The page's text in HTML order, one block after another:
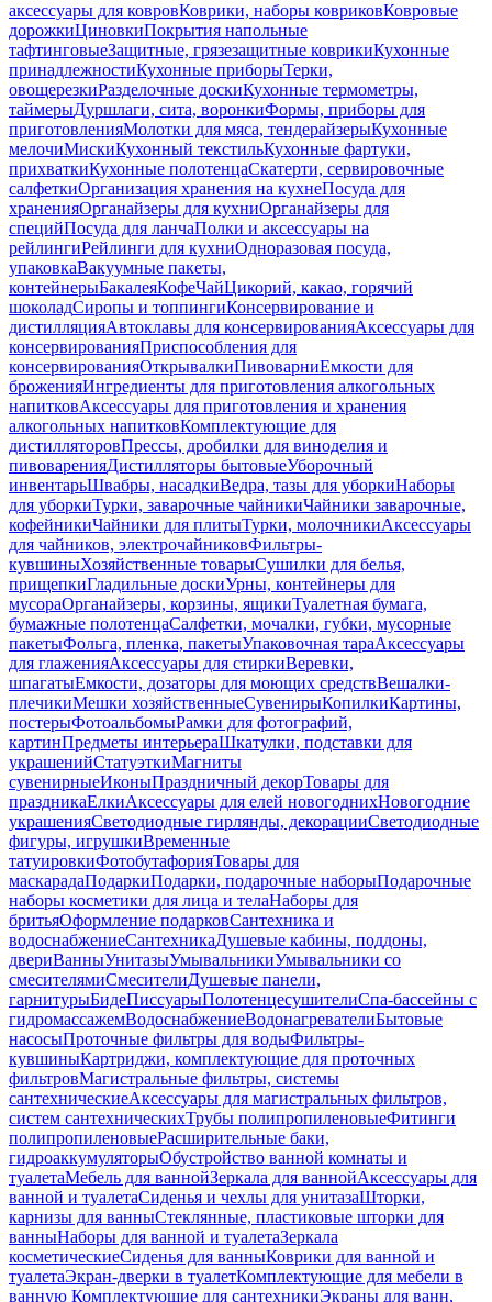
аксессуары для ковровКоврики, наборы ковриковКовровые
дорожкиЦиновкиПокрытия напольные
тафтинговыеЗащитные, грязезащитные коврикиКухонные
принадлежностиКухонные приборыТерки,
овощерезкиРазделочные доскиКухонные термометры,
таймерыДуршлаги, сита, воронкиФормы, приборы для
приготовленияМолотки для мяса, тендерайзерыКухонные
мелочиМискиКухонный текстильКухонные фартуки,
прихваткиКухонные полотенцаСкатерти, сервировочные
салфеткиОрганизация хранения на кухнеПосуда для
храненияОрганайзеры для кухниОрганайзеры для
специйПосуда для ланчаПолки и аксессуары на
рейлингиРейлинги для кухниОдноразовая посуда,
упаковкаВакуумные пакеты,
контейнерыБакалеяКофеЧайЦикорий, какао, горячий
шоколадСиропы и топпингиКонсервирование и
дистилляцияАвтоклавы для консервированияАксессуары для
консервированияПриспособления для
консервированияОткрывалкиПивоварниЕмкости для
броженияИнгредиенты для приготовления алкогольных
напитковАксессуары для приготовления и хранения
алкогольных напитковКомплектующие для
дистилляторовПрессы, дробилки для виноделия и
пивоваренияДистилляторы бытовыеУборочный
инвентарьШвабры, насадкиВедра, тазы для уборкиНаборы
для уборкиТурки, заварочные чайникиЧайники заварочные,
кофейникиЧайники для плитыТурки, молочникиАксессуары
для чайников, электрочайниковФильтры-
кувшиныХозяйственные товарыСушилки для белья,
прищепкиГладильные доскиУрны, контейнеры для
мусораОрганайзеры, корзины, ящикиТуалетная бумага,
бумажные полотенцаСалфетки, мочалки, губки, мусорные
пакетыФольга, пленка, пакетыУпаковочная тараАксессуары
для глаженияАксессуары для стиркиВеревки,
шпагатыЕмкости, дозаторы для моющих средствВешалки-
плечикиМешки хозяйственныеСувенирыКопилкиКартины,
постерыФотоальбомыРамки для фотографий,
картинПредметы интерьераШкатулки, подставки для
украшенийСтатуэткиМагниты
сувенирныеИконыПраздничный декорТовары для
праздникаЕлкиАксессуары для елей новогоднихНовогодние
украшенияСветодиодные гирлянды, декорацииСветодиодные
фигуры, игрушкиВременные
татуировкиФотобутафорияТовары для
маскарадаПодаркиПодарки, подарочные наборыПодарочные
наборы косметики для лица и телаНаборы для
бритьяОформление подарковСантехника и
водоснабжениеСантехникаДушевые кабины, поддоны,
двериВанныУнитазыУмывальникиУмывальники со
смесителямиСмесителиДушевые панели,
гарнитурыБидеПиссуарыПолотенцесушителиСпа-бассейны с
гидромассажемВодоснабжениеВодонагревателиБытовые
насосыПроточные фильтры для водыФильтры-
кувшиныКартриджи, комплектующие для проточных
фильтровМагистральные фильтры, системы
сантехническиеАксессуары для магистральных фильтров,
систем сантехническихТрубы полипропиленовыеФитинги
полипропиленовыеРасширительные баки,
гидроаккумуляторыОбустройство ванной комнаты и
туалетаМебель для ваннойЗеркала для ваннойАксессуары для
ванной и туалетаСиденья и чехлы для унитазаШторки,
карнизы для ванныСтеклянные, пластиковые шторки для
ванныНаборы для ванной и туалетаЗеркала
косметическиеСиденья для ванныКоврики для ванной и
туалетаЭкран-дверки в туалетКомплектующие для мебели в
ванную Комплектующие для сантехникиЭкраны для ванн,